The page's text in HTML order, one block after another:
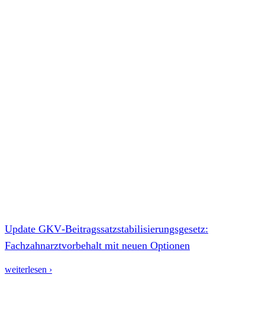
Update GKV‑Beitragssatzstabilisierungsgesetz:
Fachzahnarztvorbehalt mit neuen Optionen
weiterlesen ›